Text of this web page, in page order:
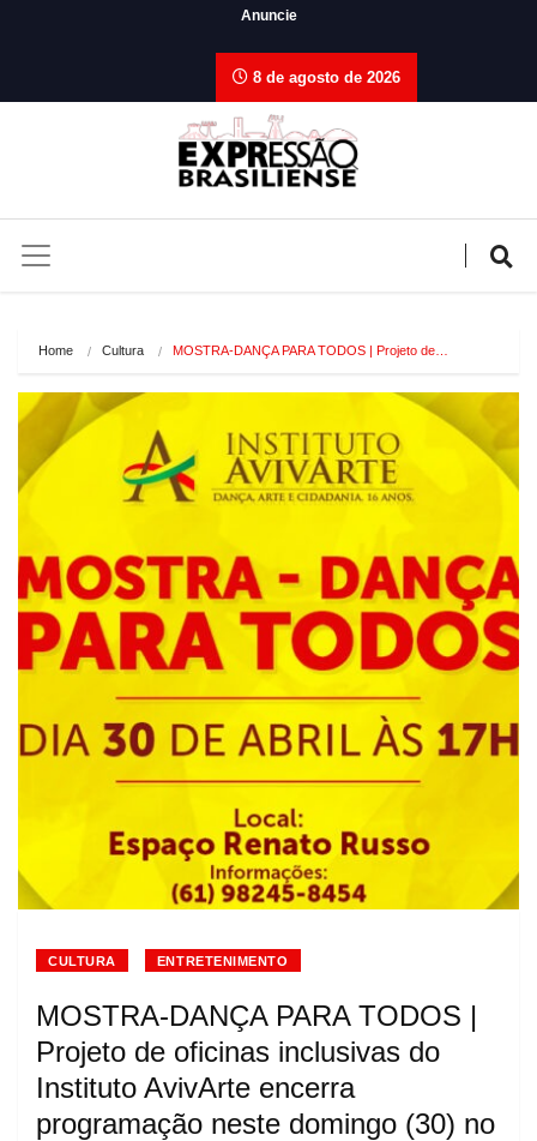
Anuncie
8 de agosto de 2026
Home Cultura MOSTRA-DANÇA PARA TODOS | Projeto de…
CULTURA ENTRETENIMENTO
MOSTRA-DANÇA PARA TODOS |
Projeto de oficinas inclusivas do
Instituto AvivArte encerra
programação neste domingo (30) no